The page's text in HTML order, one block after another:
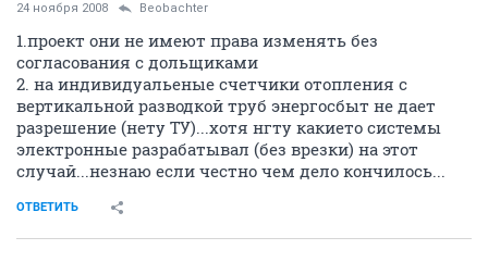
24 ноября 2008 Beobachter
1.проект они не имеют права изменять без
согласования с дольщиками
2. на индивидуальеные счетчики отопления с
вертикальной разводкой труб энергосбыт не дает
разрешение (нету ТУ)...хотя нгту какието системы
электронные разрабатывал (без врезки) на этот
случай...незнаю если честно чем дело кончилось...
ОТВЕТИТЬ